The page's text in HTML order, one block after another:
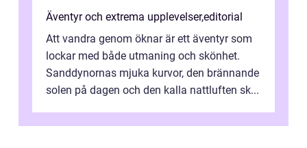
Äventyr och extrema upplevelser,editorial
Att vandra genom öknar är ett äventyr som
lockar med både utmaning och skönhet.
Sanddynornas mjuka kurvor, den brännande
solen på dagen och den kalla nattluften sk...